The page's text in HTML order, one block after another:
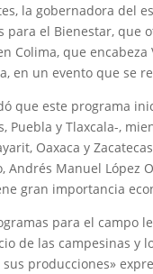
la gobernadora del
para el Bienestar, que
Colima, que
en un evento que se
que este programa
Puebla y Tlaxcala-,
Oaxaca y
Andrés Manuel López
gran importancia
para el campo
de las campesinas y
producciones»